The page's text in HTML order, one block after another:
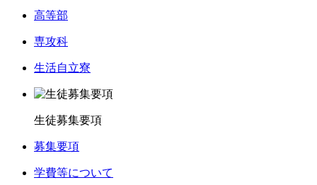
高等部
専攻科
生活自立寮
生徒募集要項
募集要項
学費等について